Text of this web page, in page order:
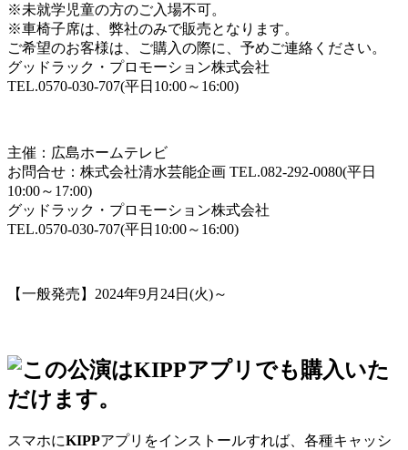
※未就学児童の方のご入場不可。
※車椅子席は、弊社のみで販売となります。
ご希望のお客様は、ご購入の際に、予めご連絡ください。
グッドラック・プロモーション株式会社
TEL.0570-030-707(平日10:00～16:00)
主催：広島ホームテレビ
お問合せ：株式会社清水芸能企画 TEL.082-292-0080(平日
10:00～17:00)
グッドラック・プロモーション株式会社
TEL.0570-030-707(平日10:00～16:00)
【一般発売】2024年9月24日(火)～
スマホにKIPPアプリをインストールすれば、各種キャッシ